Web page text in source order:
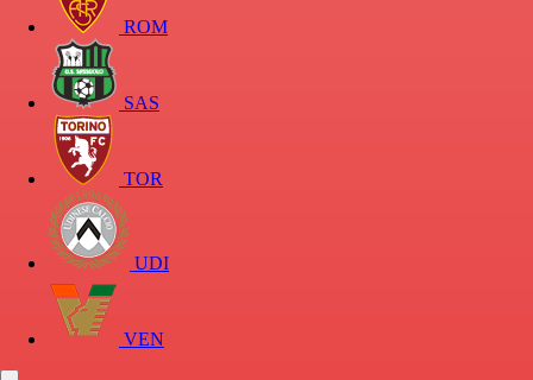
ROM
SAS
TOR
UDI
VEN